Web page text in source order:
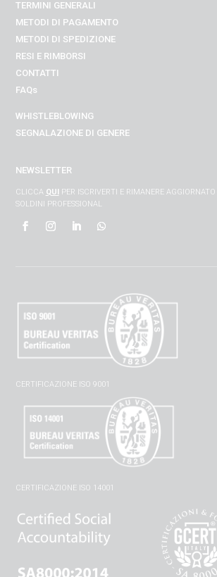
TERMINI GENERALI
METODI DI PAGAMENTO
METODI DI SPEDIZIONE
RESI E RIMBORSI
CONTATTI
FAQs
WHISTLEBLOWING
SEGNALAZIONE DI GENERE
NEWSLETTER
CLICCA QUIPER ISCRIVERTI E RIMANERE AGGIORNATO
SOLDINI PROFESSIONAL
CERTIFICAZIONE ISO 9001
CERTIFICAZIONE ISO 14001